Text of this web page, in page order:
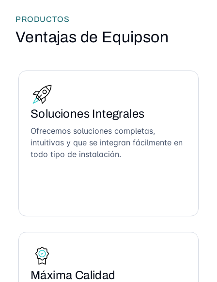
PRODUCTOS
Ventajas de Equipson
Soluciones Integrales
Ofrecemos soluciones completas,
intuitivas y que se integran fácilmente en
todo tipo de instalación.
Máxima Calidad